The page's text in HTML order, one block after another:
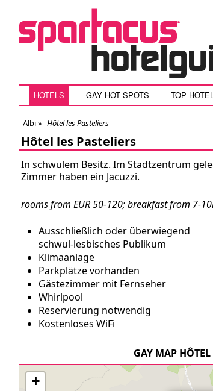
HOTELS GAY HOT SPOTS TOP
Albi» Hôtel les Pasteliers
Hôtel les Pasteliers
In schwulem Besitz. Im Stadtzentrum
Zimmer haben ein Jacuzzi.
rooms from EUR 50-120; breakfast from 7-
Ausschließlich oder überwiegend
schwul-lesbisches Publikum
Klimaanlage
Parkplätze vorhanden
Gästezimmer mit Fernseher
Whirlpool
Reservierung notwendig
Kostenloses WiFi
GAY MAP HÔTEL
+